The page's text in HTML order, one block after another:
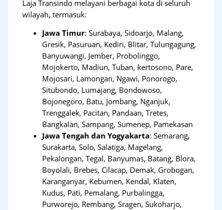
Laja Transindo melayani berbagai kota di seluruh
wilayah, termasuk:
Jawa Timur:Surabaya, Sidoarjo, Malang,
Gresik, Pasuruan, Kediri, Blitar, Tulungagung,
Banyuwangi, Jember, Probolinggo,
Mojokerto, Madiun, Tuban, kertosono, Pare,
Mojosari, Lamongan, Ngawi, Ponorogo,
Situbondo, Lumajang, Bondowoso,
Bojonegoro, Batu, Jombang, Nganjuk,
Trenggalek, Pacitan, Pandaan, Tretes,
Bangkalan, Sampang, Sumenep, Pamekasan
Jawa Tengah dan Yogyakarta:Semarang,
Surakarta, Solo, Salatiga, Magelang,
Pekalongan, Tegal, Banyumas, Batang, Blora,
Boyolali, Brebes, Cilacap, Demak, Grobogan,
Karanganyar, Kebumen, Kendal, Klaten,
Kudus, Pati, Pemalang, Purbalingga,
Purworejo, Rembang, Sragen, Sukoharjo,